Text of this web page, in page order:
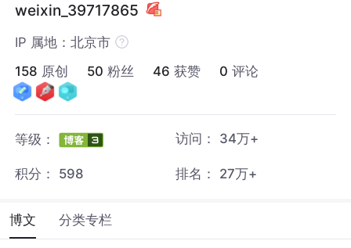
weixin_39717865
IP 属地：北京市
158 原创 50 粉丝 46 获赞 0 评论
等级： 访问： 34万+
积分： 598 排名： 27万+
博文 分类专栏